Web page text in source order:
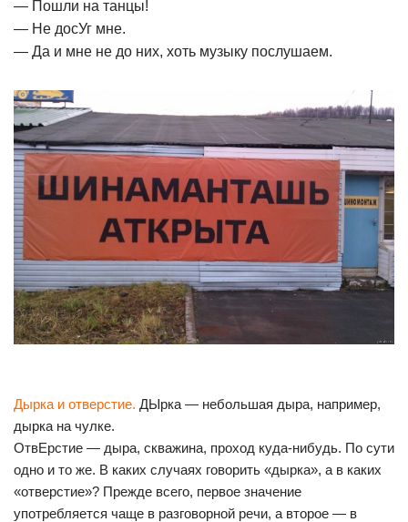
— Пошли на танцы!
— Не досУг мне.
— Да и мне не до них, хоть музыку послушаем.
Дырка и отверстие. ДЫрка — небольшая дыра, например,
дырка на чулке.
ОтвЕрстие — дыра, скважина, проход куда-нибудь. По сути
одно и то же. В каких случаях говорить «дырка», а в каких
«отверстие»? Прежде всего, первое значение
употребляется чаще в разговорной речи, а второе — в